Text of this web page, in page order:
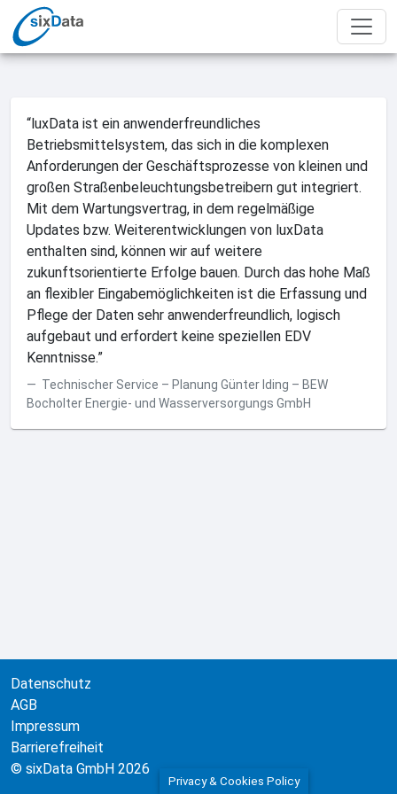
“luxData ist ein anwenderfreundliches
Betriebsmittelsystem, das sich in die komplexen
Anforderungen der Geschäftsprozesse von kleinen und
großen Straßenbeleuchtungsbetreibern gut integriert.
Mit dem Wartungsvertrag, in dem regelmäßige
Updates bzw. Weiterentwicklungen von luxData
enthalten sind, können wir auf weitere
zukunftsorientierte Erfolge bauen. Durch das hohe Maß
an flexibler Eingabemöglichkeiten ist die Erfassung und
Pflege der Daten sehr anwenderfreundlich, logisch
aufgebaut und erfordert keine speziellen EDV
Kenntnisse.”
Technischer Service – Planung Günter Iding – BEW
Bocholter Energie- und Wasserversorgungs GmbH
Datenschutz
AGB
Impressum
Barrierefreiheit
© sixData GmbH 2026
Privacy & Cookies Policy